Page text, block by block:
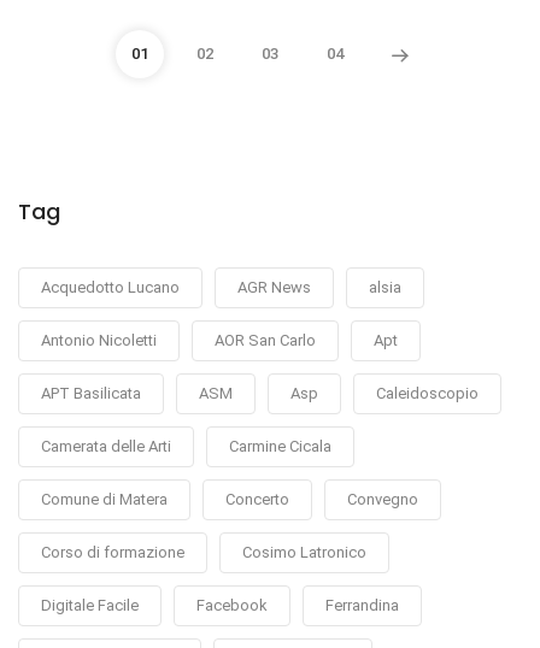
01 02 03 04
Tag
Acquedotto Lucano AGR News alsia
Antonio Nicoletti AOR San Carlo Apt
APT Basilicata ASM Asp Caleidoscopio
Camerata delle Arti Carmine Cicala
Comune di Matera Concerto Convegno
Corso di formazione Cosimo Latronico
Digitale Facile Facebook Ferrandina